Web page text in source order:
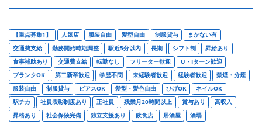
【重点募集1】 人気店 服装自由 髪型自由 制服貸与
まかない有
交通費支給
勤務開始時期調整 駅近5分以内 長期 シフト制
昇給あり
食事補助あり
交通費支給 転勤なし フリーター歓迎
U・Iターン歓迎
ブランクOK
第二新卒歓迎 学歴不問 未経験者歓迎 経験者歓迎
禁煙・分煙
服装自由
制服貸与 ピアスOK 髪型・髪色自由 ひげOK
ネイルOK
駅チカ
社員表彰制度あり 正社員 残業月20時間以上 賞与あり
高収入
昇格あり
社会保険完備 独立支援あり 飲食店 居酒屋 酒場